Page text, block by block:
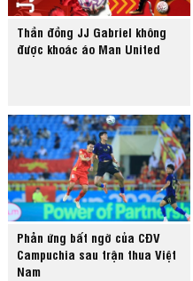
Thần đồng JJ Gabriel không
được khoác áo Man United
Phản ứng bất ngờ của CĐV
Campuchia sau trận thua Việt
Nam